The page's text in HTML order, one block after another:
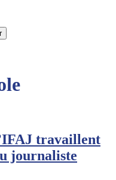
travaillent
journaliste